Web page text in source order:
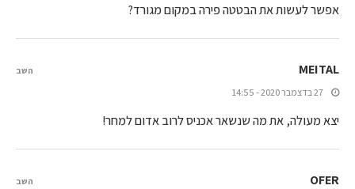
אפשר לעשות את הבטטה פירה במקום מגורד?
‪MEITAL
27 בדצמבר 2020 - 14:55
יצא מעולה, את מה שנשאר אכניס לרוב אדום למחר!
השב
OFER השב